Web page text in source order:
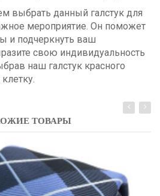
выбрать данный галстук для
мероприятие. Он поможет
и подчеркнуть ваш
свою индивидуальность
наш галстук красного
ТОВАРЫ